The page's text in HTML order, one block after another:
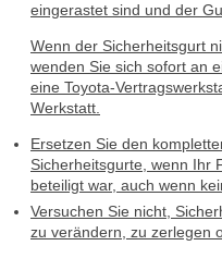
eingerastet sind und der
Wenn der Sicherheitsgurt
wenden Sie sich sofort an
eine Toyota-
Werkstatt.
Ersetzen Sie den
Sicherheitsgurte, wenn Ihr
beteiligt war, auch wenn
Versuchen Sie nicht,
zu verändern, zu zerlegen